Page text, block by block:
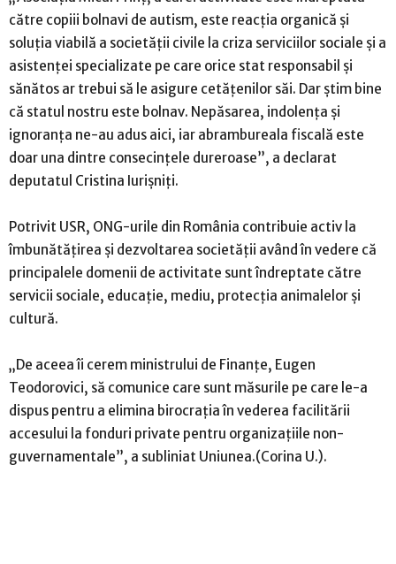
către copiii bolnavi de autism, este reacţia organică şi
soluţia viabilă a societăţii civile la criza serviciilor sociale şi a
asistenţei specializate pe care orice stat responsabil şi
sănătos ar trebui să le asigure cetăţenilor săi. Dar ştim bine
că statul nostru este bolnav. Nepăsarea, indolenţa şi
ignoranţa ne-au adus aici, iar abrambureala fiscală este
doar una dintre consecinţele dureroase”, a declarat
deputatul Cristina Iurişniţi.
Potrivit USR, ONG-urile din România contribuie activ la
îmbunătăţirea şi dezvoltarea societăţii având în vedere că
principalele domenii de activitate sunt îndreptate către
servicii sociale, educaţie, mediu, protecţia animalelor şi
cultură.
„De aceea îi cerem ministrului de Finanţe, Eugen
Teodorovici, să comunice care sunt măsurile pe care le-a
dispus pentru a elimina birocraţia în vederea facilitării
accesului la fonduri private pentru organizaţiile non-
guvernamentale”, a subliniat Uniunea.(Corina U.).